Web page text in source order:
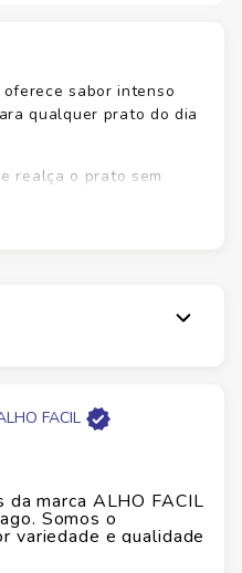
oferece sabor intenso
qualquer prato do dia
realça o prato sem
mantendo o
glúten: verifique a
suas receitas
especiais.
FACIL
marca ALHO FACIL
Somos o
variedade e qualidade